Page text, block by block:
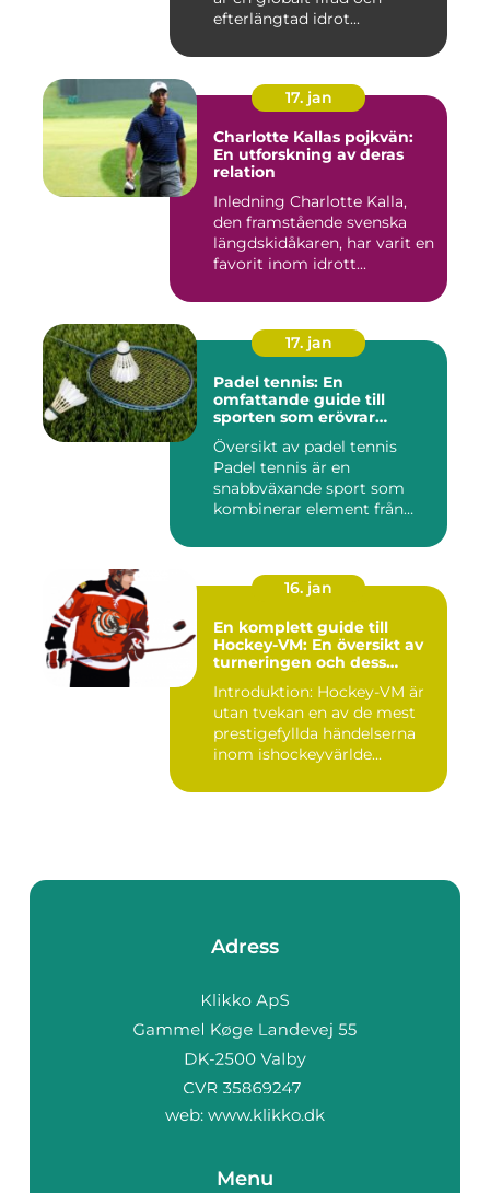
efterlängtad idrot...
17. jan
Charlotte Kallas pojkvän:
En utforskning av deras
relation
Inledning Charlotte Kalla,
den framstående svenska
längdskidåkaren, har varit en
favorit inom idrott...
17. jan
Padel tennis: En
omfattande guide till
sporten som erövrar
världen
Översikt av padel tennis
Padel tennis är en
snabbväxande sport som
kombinerar element från
16. jan
En komplett guide till
Hockey-VM: En översikt av
turneringen och dess
Introduktion: Hockey-VM är
utan tvekan en av de mest
prestigefyllda händelserna
inom ishockeyvärlde...
Adress
web: www.klikko.dk
Menu